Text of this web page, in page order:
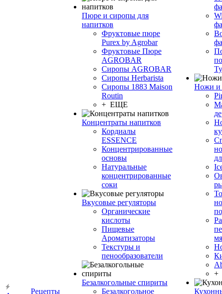
Рецепты
Пюре и сиропы для
напитков
Фруктовые пюре
Purex by Agrobar
Фруктовые Пюре
AGROBAR
Сиропы AGROBAR
Сиропы Herbarista
Сиропы 1883 Maison
Routin
+ ЕЩЕ
Концентраты напитков
Кордиалы
ESSENCE
Концентрированные
основы
Натуральные
концентрированные
соки
Вкусовые регуляторы
Органические
кислоты
Пищевые
Ароматизаторы
Текстуры и
пенообразователи
Безалкогольные спириты
Безалкогольное
Ножи и
+